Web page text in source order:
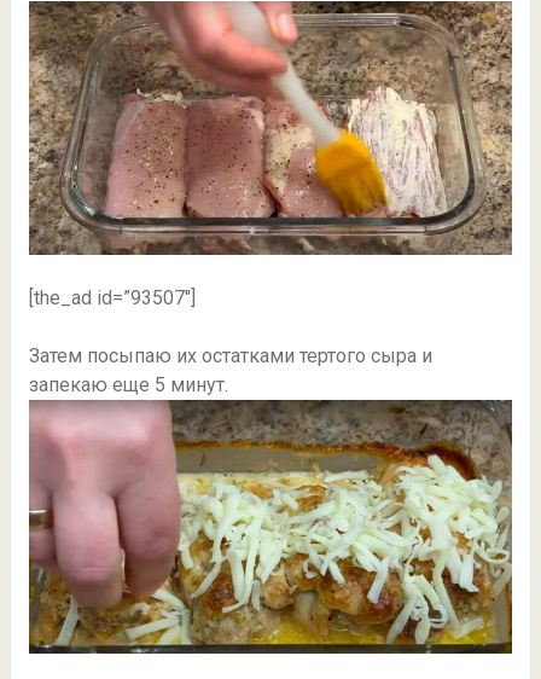
[the_ad id=”93507″]
Затем посыпаю их остатками тертого сыра и
запекаю еще 5 минут.